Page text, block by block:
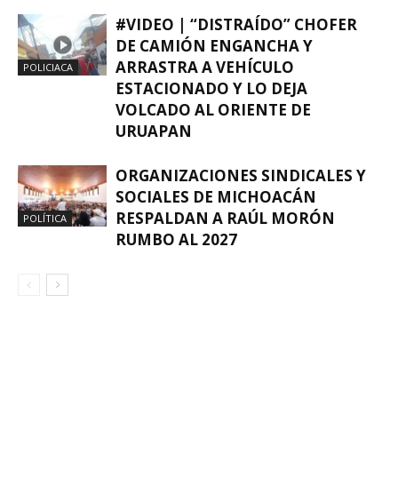
POLICIACA
#VIDEO | “DISTRAÍDO” CHOFER
DE CAMIÓN ENGANCHA Y
ARRASTRA A VEHÍCULO
ESTACIONADO Y LO DEJA
VOLCADO AL ORIENTE DE
URUAPAN
POLÍTICA
ORGANIZACIONES SINDICALES Y
SOCIALES DE MICHOACÁN
RESPALDAN A RAÚL MORÓN
RUMBO AL 2027